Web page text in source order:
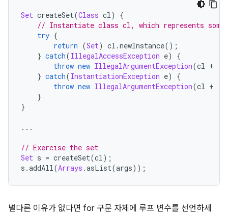
Set createSet(Class cl)
{
// Instantiate class cl, which represents
try {
return (Set) cl .newInstance();
} catch(IllegalAccessException e)
{
throw new IllegalArgumentException(cl + "
} catch(InstantiationException e)
{
throw new IllegalArgumentException(cl + "
}
}
...
// Exercise the set
Set s = createSet(cl);
s .addAll(Arrays .asList(args));
별다른 이유가 없다면 for 구문 자체에 루프 변수를 선언하세